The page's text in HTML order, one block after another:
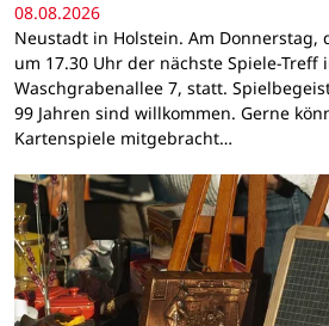
08.08.2026
Neustadt in Holstein. Am Donnerstag,
um 17.30 Uhr der nächste Spiele-Treff
Waschgrabenallee 7, statt.
99 Jahren sind willkommen. Gerne
Kartenspiele mitgebracht…